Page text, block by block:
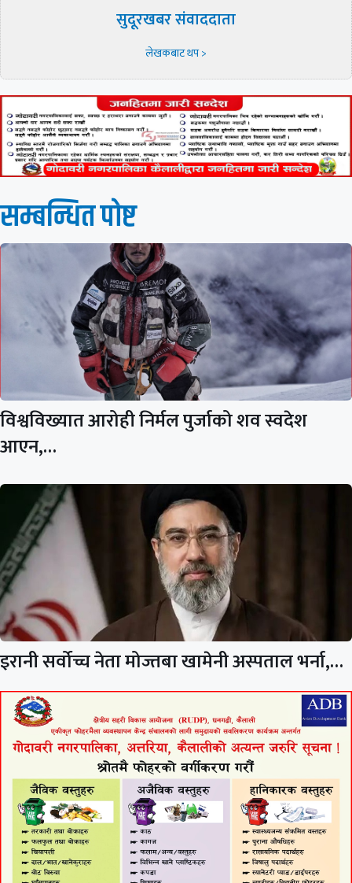
सुदूरखबर संवाददाता
लेखकबाट थप >
सम्बन्धित पाेष्ट
विश्वविख्यात आरोही निर्मल पुर्जाको शव स्वदेश
आएन,…
इरानी सर्वोच्च नेता मोज्तबा खामेनी अस्पताल भर्ना,…